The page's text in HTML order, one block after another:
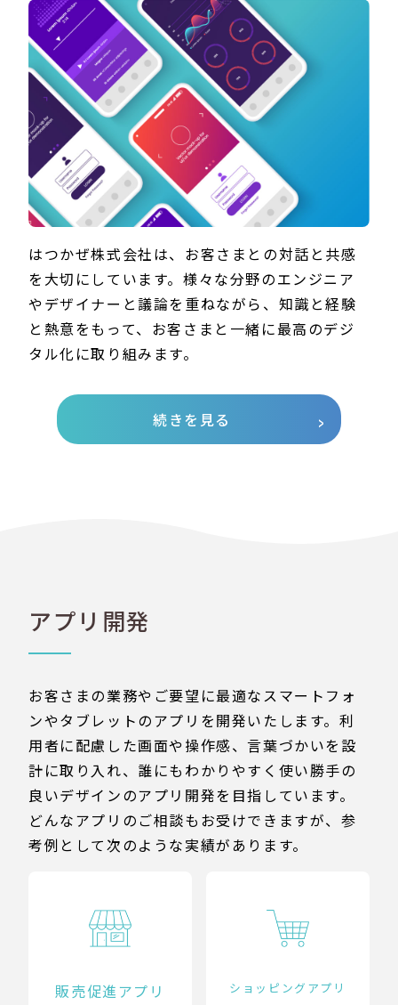
はつかぜ株式会社は、お客さまとの対話と共感
を大切にしています。様々な分野のエンジニア
やデザイナーと議論を重ねながら、知識と経験
と熱意をもって、お客さまと一緒に最高のデジ
タル化に取り組みます。
続きを見る
アプリ開発
お客さまの業務やご要望に最適なスマートフォ
ンやタブレットのアプリを開発いたします。利
用者に配慮した画面や操作感、言葉づかいを設
計に取り入れ、誰にもわかりやすく使い勝手の
良いデザインのアプリ開発を目指しています。
どんなアプリのご相談もお受けできますが、参
考例として次のような実績があります。
販売促進アプリ
ショッピングアプリ